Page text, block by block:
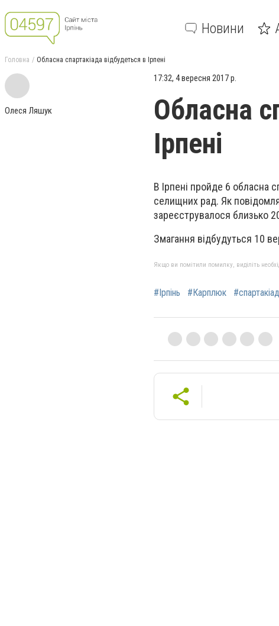
Новини
Головна Обласна спартакіада відбудеться в Ірпені
Олеся Ляшук
17:32, 4 вересня 2017 р.
Обласна
Ірпені
В Ірпені пройде 6 обласна
селищних рад. Як
зареєструвалося близько
Змагання відбудуться 10
Якщо ви помітили помилку, виділіть
#Ірпінь #Карплюк